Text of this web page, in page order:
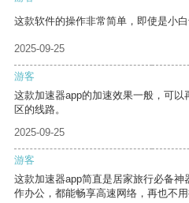
这款软件的操作非常简单，即使是小白
2025-09-25
游客
这款加速器app的加速效果一般，可
区的线路。
2025-09-25
游客
这款加速器app简直是居家旅行必备
作办公，都能畅享高速网络，再也不用